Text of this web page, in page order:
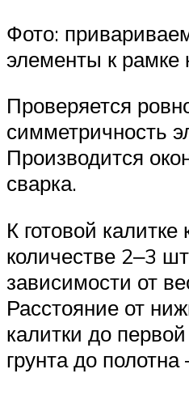
Фото:
элементы к рамке
Проверяется
симметричность
Производится
сварка.
К готовой калитке
количестве 2‒3
зависимости от
Расстояние от
калитки до
грунта до